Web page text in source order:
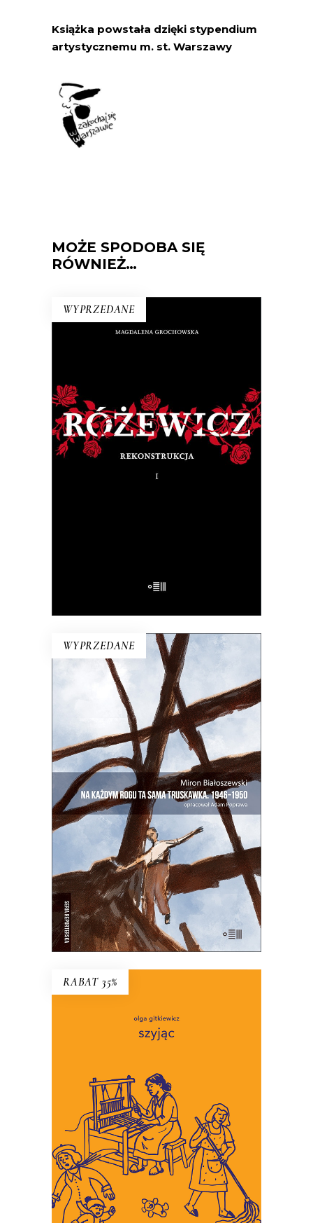
Książka powstała dzięki stypendium
artystycznemu m. st. Warszawy
MOŻE SPODOBA SIĘ
RÓWNIEŻ…
WYPRZEDANE
E-BOOK DO KOSZYKA
RÓŻEWICZ. REKONSTRUKCJA
(tom 1)
Na pytanie: „Kim jesteś?”, Tadeusz
Różewicz odpowiedział przed laty: „Kto
mnie uważnie czyta, ten wie”.
WYPRZEDANE
E-BOOK DO KOSZYKA
NA KAŻDYM ROGU TA SAMA
TRUSKAWKA
Zupełnie nowe miasto. Jakaś inna
Warszawa na starych śmieciach. Skąd
się wzięła?
50.00zł 25.00zł
RABAT 35%
To miniaturowe eseje o
codzienności, w której wymagamy
coraz więcej troski, i w której
martwić się jest łatwiej niż
troszczyć.
53.00zł 34.45 zł
KSIĄŻKA DO KOSZYKA